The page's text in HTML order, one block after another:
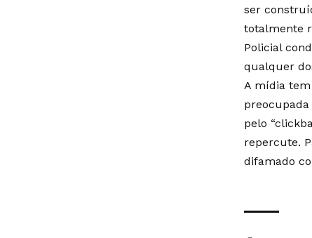
ser
totalmente
Policial
qualquer
A mídia
pelo
repercute.
difamado